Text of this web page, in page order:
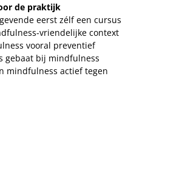
de praktijk
eerst zélf een cursus
vriendelijke context
vooral preventief
gebaat bij mindfulness
mindfulness actief tegen